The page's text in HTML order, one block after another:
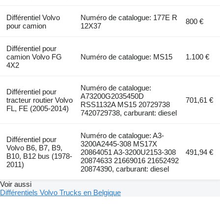
Différentiel Volvo
pour camion
Numéro de catalogue: 177E R
12X37
800 €
Différentiel pour
camion Volvo FG
4X2
Numéro de catalogue: MS15 1.100 €
Différentiel pour
tracteur routier Volvo
FL, FE (2005-2014)
Numéro de catalogue:
A73200G2035450D
RSS1132A MS15 20729738
7420729738, carburant: diesel
701,61 €
Différentiel pour
Volvo B6, B7, B9,
B10, B12 bus (1978-
2011)
Numéro de catalogue: A3-
3200A2445-308 MS17X
20864051 A3-3200U2153-308
20874633 21669016 21652492
20874390, carburant: diesel
491,94 €
Voir aussi
Différentiels Volvo Trucks en Belgique